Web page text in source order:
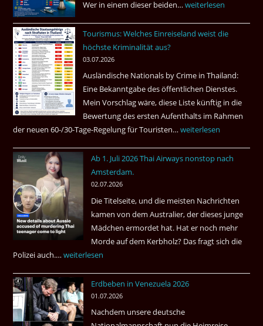
Bangkok
Wer in einem dieser beiden…Asien
das
Gebiet
weiterlesen
Tourismus: Welches Einreiseland weist die
höchste Kriminalität aus?
03.07.2026
Ausländische Nationals by Crime in Thailand:
Eine Bekanntgabe des öffentlichen Dienstes.
Mein Vorschlag wäre, diese Liste künftig in die
Bewertung des ersten Aufenthalts im Rahmen
der neuen 60-/30-Tage-Regelung für Touristen…Tourismus:
Einreiseland
höchste
Kriminalität
aus?
weiterlesen
Ab 1. Juli 2026 Thai Airways nonstop nach
Amsterdam.
02.07.2026
Die Titelseite, und die meisten Nachrichten
kamen von dem Australier, der dieses junge
Mädchen ermordet hat. Hat er noch mehr
Morde auf dem Kerbholz? Das fragt sich die
Polizei auch.…Ab
Juli
2026
Thai
weiterlesen
Erdbeben in Venezuela 2026
01.07.2026
Nachdem unsere deutsche